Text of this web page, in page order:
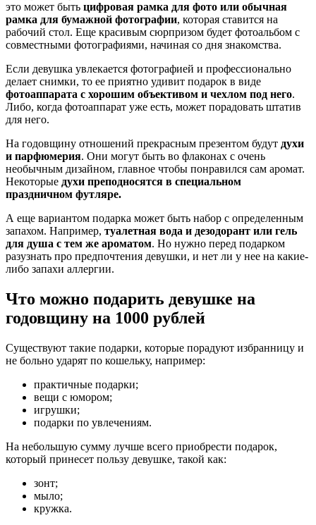
это может быть цифровая рамка для фото или обычная
рамка для бумажной фотографии, которая ставится на
рабочий стол. Еще красивым сюрпризом будет фотоальбом с
совместными фотографиями, начиная со дня знакомства.
Если девушка увлекается фотографией и профессионально
делает снимки, то ее приятно удивит подарок в виде
фотоаппарата с хорошим объективом и чехлом под него.
Либо, когда фотоаппарат уже есть, может порадовать штатив
для него.
На годовщину отношений прекрасным презентом будут духи
и парфюмерия. Они могут быть во флаконах с очень
необычным дизайном, главное чтобы понравился сам аромат.
Некоторые духи преподносятся в специальном
праздничном футляре.
А еще вариантом подарка может быть набор с определенным
запахом. Например, туалетная вода и дезодорант или гель
для душа с тем же ароматом. Но нужно перед подарком
разузнать про предпочтения девушки, и нет ли у нее на какие-
либо запахи аллергии.
Что можно подарить девушке на
годовщину на 1000 рублей
Существуют такие подарки, которые порадуют избранницу и
не больно ударят по кошельку, например:
практичные подарки;
вещи с юмором;
игрушки;
подарки по увлечениям.
На небольшую сумму лучше всего приобрести подарок,
который принесет пользу девушке, такой как:
зонт;
мыло;
кружка.